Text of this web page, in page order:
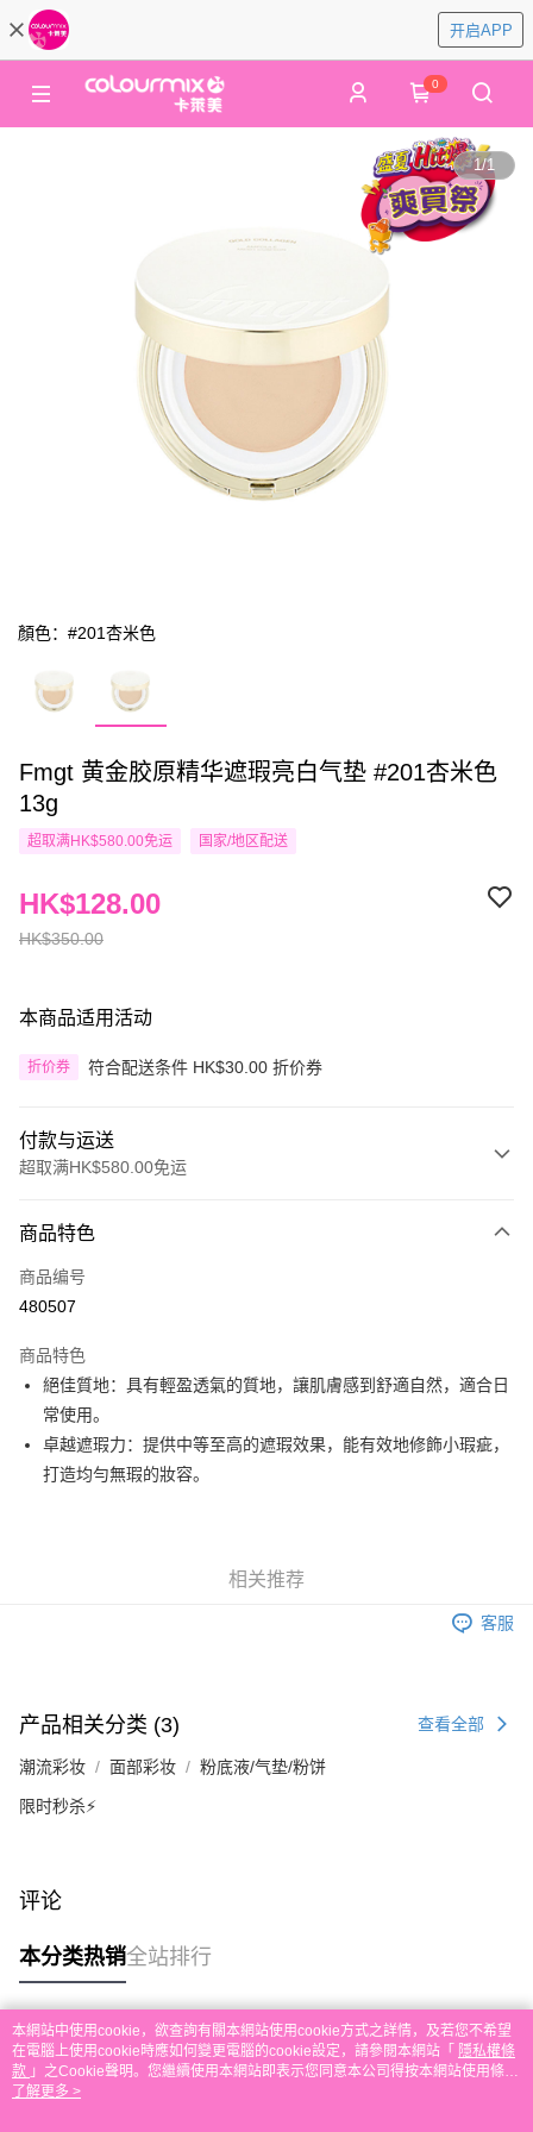
开启APP
0
1/1
顏色：#201杏米色
Fmgt 黄金胶原精华遮瑕亮白气垫 #201杏米色
13g
超取满HK$580.00免运 国家/地区配送
HK$350.00
HK$128.00
本商品适用活动
折价券 符合配送条件 HK$30.00 折价券
付款与运送
超取满HK$580.00免运
信用卡
Apple Pay
AlipayHK
PayMe
WeChat Pay
銀行匯款 請將存款存到以下銀行帳戶，並於存款單據寫上訂單編號後電郵至
eshop@colourmix-cosmetics.com** **我們不會處理沒有提供存款單據的訂
單。 如果訂購後七個工作天內我們未能收到有關存款，有關訂單將被取消。
付款後順豐站及營業點取貨
免运费
其他地区配送
商品特色
商品编号
480507
商品特色
絕佳質地：具有輕盈透氣的質地，讓肌膚感到舒適自然，適合日
常使用。
卓越遮瑕力：提供中等至高的遮瑕效果，能有效地修飾小瑕疵，
打造均勻無瑕的妝容。
相关推荐
客服
产品相关分类 (3) 查看全部
潮流彩妆 面部彩妆 粉底液/气垫/粉饼
限时秒杀⚡
评论
本分类热销全站排行
热门标签
热销排行
本網站中使用cookie，欲查詢有關本網站使用cookie方式之詳情，及若您不希望
在電腦上使用cookie時應如何變更電腦的cookie設定，請參閱本網站「 隱私權條
款 」之Cookie聲明。您繼續使用本網站即表示您同意本公司得按本網站使用條款
之Cookie聲明使用cookie。
了解更多 >